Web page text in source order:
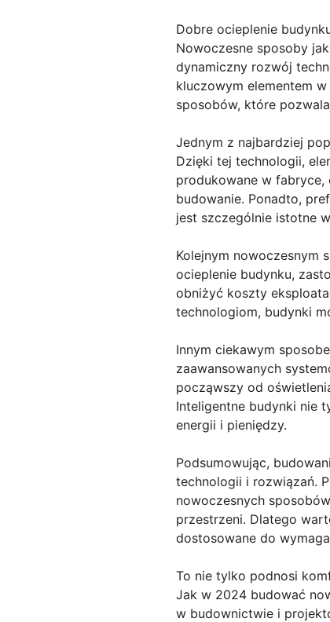
Dobre ocieplenie
Nowoczesne sposoby
dynamiczny rozwój
kluczowym elementem
sposobów, które
Jednym z najbardziej
Dzięki tej technologii,
produkowane w
budowanie. Ponadto,
jest szczególnie istotne
Kolejnym nowoczesnym
ocieplenie budynku,
obniżyć koszty
technologiom, budynki
Innym ciekawym
zaawansowanych
począwszy od
Inteligentne budynki nie
energii i pieniędzy.
Podsumowując,
technologii i rozwiązań.
nowoczesnych
przestrzeni. Dlatego
dostosowane do
To nie tylko podnosi
Jak w 2024 budować
w budownictwie i